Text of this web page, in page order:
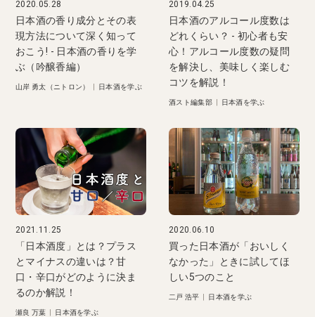
2020.05.28
日本酒の香り成分とその表
現方法について深く知って
おこう! - 日本酒の香りを学
ぶ（吟醸香編）
山岸 勇太（ニトロン） 日本酒を学ぶ
2019.04.25
日本酒のアルコール度数は
どれくらい？ - 初心者も安
心！アルコール度数の疑問
を解決し、美味しく楽しむ
コツを解説！
酒スト編集部 日本酒を学ぶ
2021.11.25
「日本酒度」とは？プラス
とマイナスの違いは？甘
口・辛口がどのように決ま
るのか解説！
瀬良 万葉 日本酒を学ぶ
2020.06.10
買った日本酒が「おいしく
なかった」ときに試してほ
しい5つのこと
二戸 浩平 日本酒を学ぶ